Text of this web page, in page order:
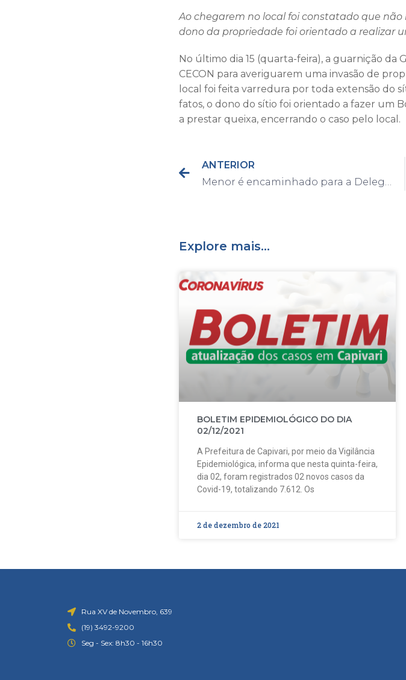
Ao chegarem no local foi constatado que
dono da propriedade foi orientado a realizar
No último dia 15 (quarta-feira), a guarnição da
CECON para averiguarem uma invasão de
local foi feita varredura por toda extensão do
fatos, o dono do sítio foi orientado a fazer um
a prestar queixa, encerrando o caso pelo local.
ANTERIOR
Menor é encaminhado para a Delegacia de Polícia por estar envolvido com o tráfico
Explore mais...
BOLETIM EPIDEMIOLÓGICO DO DIA
02/12/2021
A Prefeitura de Capivari, por meio da Vigilância
Epidemiológica, informa que nesta quinta-feira,
dia 02, foram registrados 02 novos casos da
Covid-19, totalizando 7.612. Os
2 de dezembro de 2021
Rua XV de Novembro, 639
(19) 3492-9200
Seg - Sex: 8h30 - 16h30